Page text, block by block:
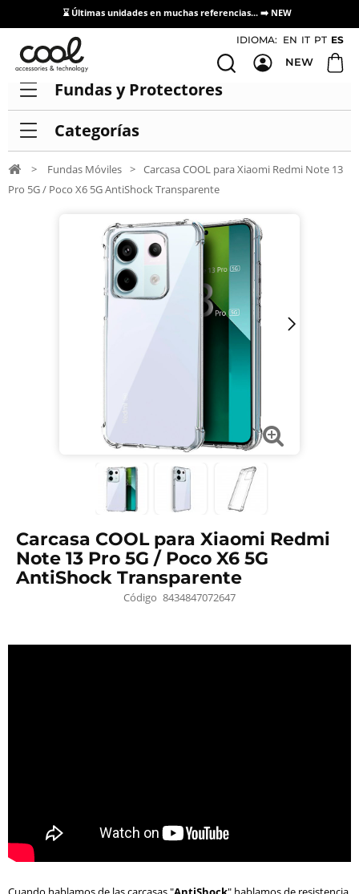
⌛ Últimas unidades en muchas referencias... ➡️ NEW
Acceso / Registro Distribuidores
IDIOMA: EN IT PT ES
NEW
Fundas y Protectores
Categorías
> Fundas Móviles > Carcasa COOL para Xiaomi Redmi Note 13
Pro 5G / Poco X6 5G AntiShock Transparente
Carcasa COOL para Xiaomi Redmi
Note 13 Pro 5G / Poco X6 5G
AntiShock Transparente
Código 8434847072647